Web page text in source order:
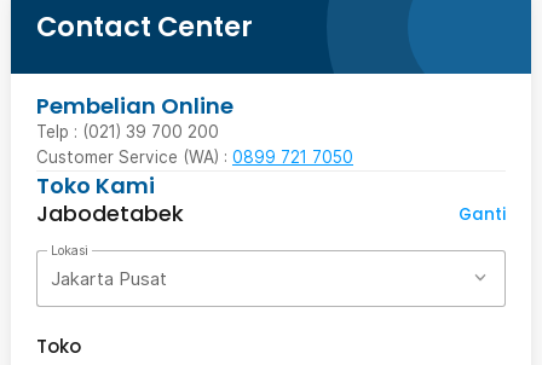
Contact Center
Pembelian Online
Telp : (021) 39 700 200
Customer Service (WA) : 0899 721 7050
Toko Kami
Jabodetabek
Ganti
Lokasi
Jakarta Pusat
Toko